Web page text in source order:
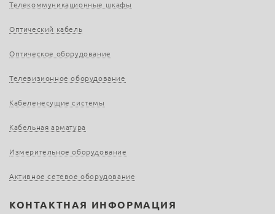
Телекоммуникационные шкафы
Оптический кабель
Оптическое оборудование
Телевизионное оборудование
Кабеленесущие системы
Кабельная арматура
Измерительное оборудование
Активное сетевое оборудование
КОНТАКТНАЯ ИНФОРМАЦИЯ